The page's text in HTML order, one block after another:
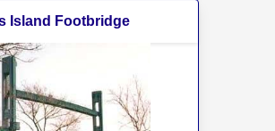
Island Footbridge